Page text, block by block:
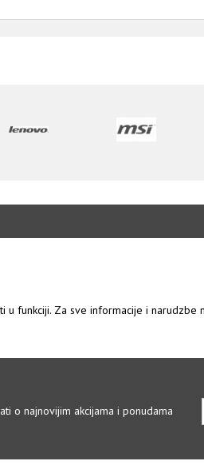
u funkciji. Za sve informacije i narudzbe
o najnovijim akcijama i ponudama